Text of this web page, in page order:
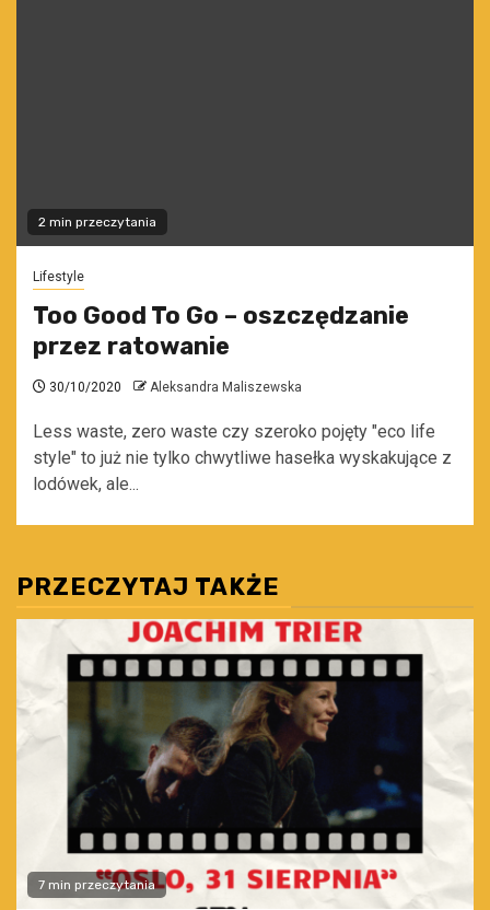
2 min przeczytania
Lifestyle
Too Good To Go – oszczędzanie
przez ratowanie
30/10/2020 Aleksandra Maliszewska
Less waste, zero waste czy szeroko pojęty "eco life
style" to już nie tylko chwytliwe hasełka wyskakujące z
lodówek, ale...
PRZECZYTAJ TAKŻE
7 min przeczytania